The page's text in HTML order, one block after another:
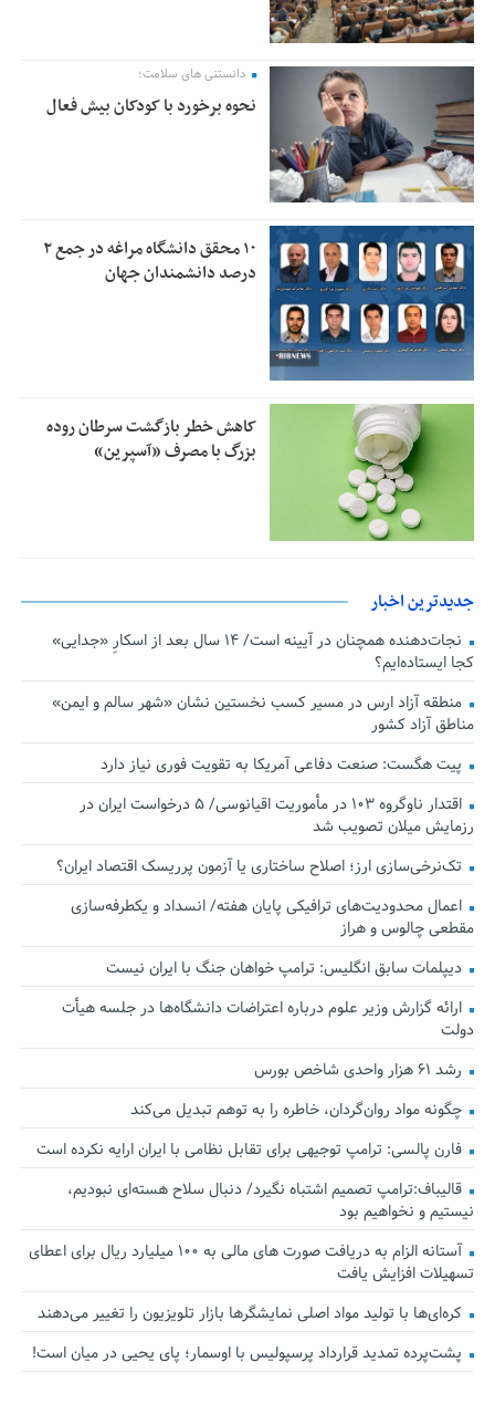
دانستنی های سلامت؛
نحوه برخورد با کودکان بیش فعال
۱۰ محقق دانشگاه مراغه در جمع ۲
درصد دانشمندان جهان
کاهش خطر بازگشت سرطان روده
بزرگ با مصرف «آسپرین»
جدیدترین اخبار
نجات‌دهنده‌ همچنان در آیینه است/ ۱۴ سال بعد از اسکارِ «جدایی»
کجا ایستاده‌ایم؟
منطقه آزاد ارس در مسیر کسب نخستین نشان «شهر سالم و ایمن»
مناطق آزاد کشور
پیت هگست: صنعت دفاعی آمریکا به تقویت فوری نیاز دارد
اقتدار ناوگروه ۱۰۳ در مأموریت‌ اقیانوسی/ ۵ درخواست ایران در
رزمایش میلان تصویب شد
تک‌نرخی‌سازی ارز؛ اصلاح ساختاری یا آزمون پرریسک اقتصاد ایران؟
اعمال محدودیت‌های ترافیکی پایان هفته/ انسداد و یکطرفه‌سازی
مقطعی چالوس و هراز
دیپلمات سابق انگلیس:‌ ترامپ خواهان جنگ با ایران نیست
ارائه گزارش وزیر علوم درباره اعتراضات دانشگاه‌ها در جلسه هیأت
دولت
رشد ۶۱ هزار واحدی شاخص بورس
چگونه مواد روان‌گردان، خاطره را به توهم تبدیل می‌کند
فارن پالسی: ترامپ توجیهی برای تقابل نظامی با ایران ارایه نکرده است
قالیباف:ترامپ تصمیم اشتباه نگیرد/ دنبال سلاح هسته‌ای نبودیم،
نیستیم و نخواهیم بود
آستانه الزام به دریافت صورت های مالی به ۱۰۰ میلیارد ریال برای اعطای
تسهیلات افزایش یافت
کره‌ای‌ها با تولید مواد اصلی نمایشگرها بازار تلویزیون را تغییر می‌دهند
پشت‌پرده تمدید قرارداد پرسپولیس با اوسمار؛ پای یحیی در میان است!